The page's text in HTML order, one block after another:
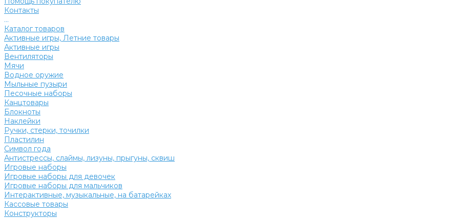
Контакты
...
Каталог товаров
Активные игры, Летние товары
Активные игры
Вентиляторы
Мячи
Водное оружие
Мыльные пузыри
Песочные наборы
Канцтовары
Блокноты
Наклейки
Ручки, стерки, точилки
Пластилин
Символ года
Антистрессы, слаймы, лизуны, прыгуны, сквиш
Игровые наборы
Игровые наборы для девочек
Игровые наборы для мальчиков
Интерактивные, музыкальные, на батарейках
Кассовые товары
Конструкторы